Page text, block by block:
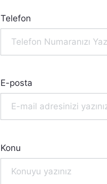
Telefon
E-posta
Konu